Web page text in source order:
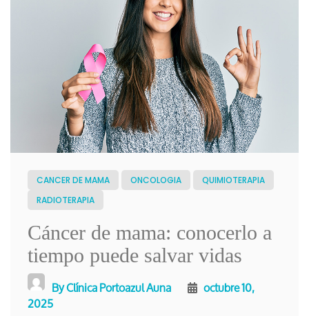
CANCER DE MAMA ONCOLOGIA
QUIMIOTERAPIA
RADIOTERAPIA
Cáncer de mama: conocerlo a
tiempo puede salvar vidas
ByClínica Portoazul Auna octubre 10,
2025